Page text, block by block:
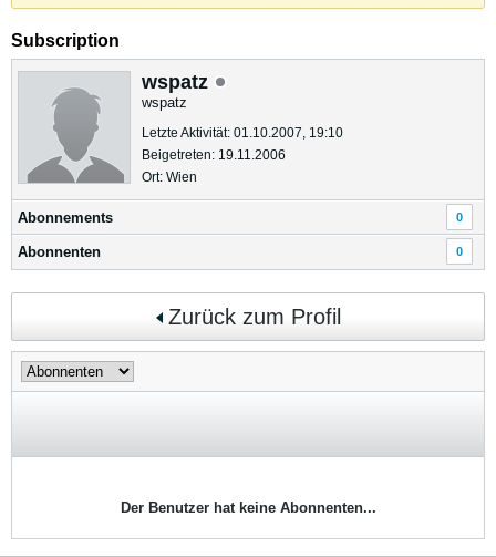
Subscription
wspatz
wspatz
Letzte Aktivität: 01.10.2007, 19:10
Beigetreten: 19.11.2006
Ort: Wien
Abonnements 0
Abonnenten 0
Zurück zum Profil
Der Benutzer hat keine Abonnenten...